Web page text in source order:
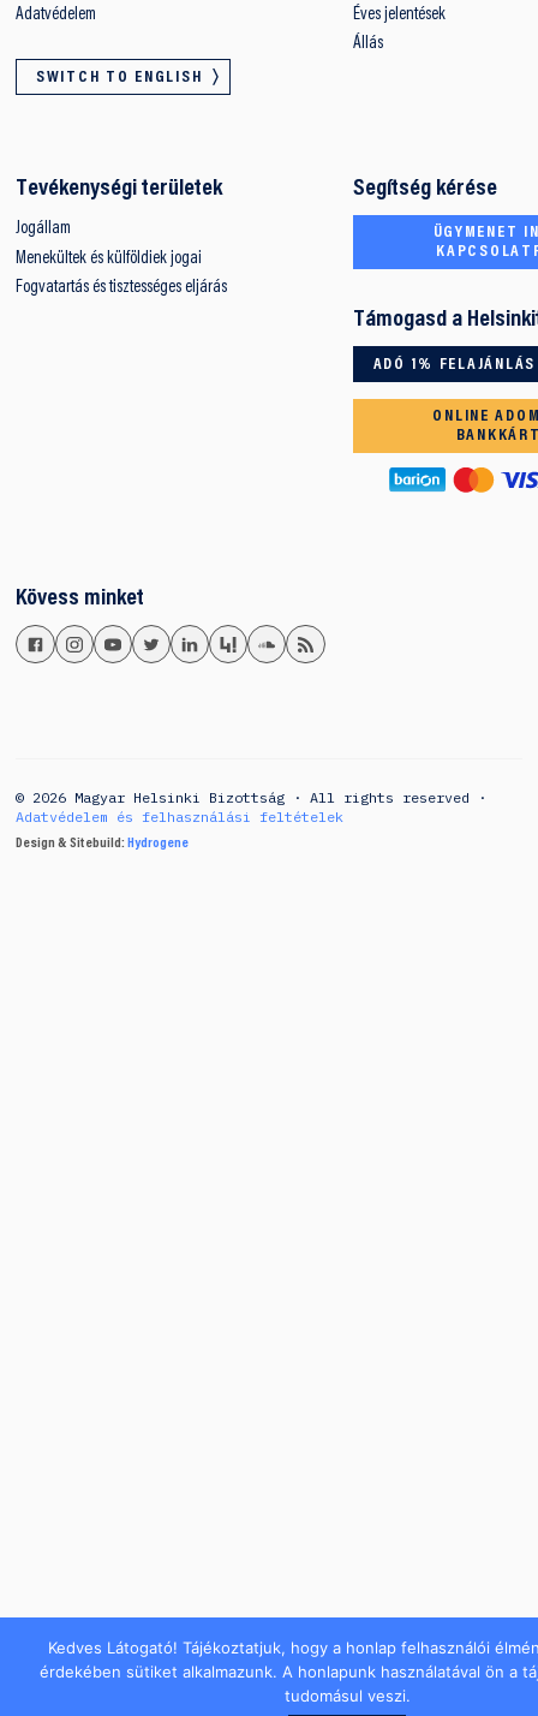
Adatvédelem
SWITCH TO ENGLISH
Éves jelentések
Állás
Tevékenységi területek
Jogállam
Menekültek és külföldiek jogai
Fogvatartás és tisztességes eljárás
Segítség kérése
ÜGYMENET
Támogasd a
ADÓ 1% FELAJÁNLÁS
ONLINE
Kövess minket
© 2026 Magyar Helsinki Bizottság · All rights reserved ·
Adatvédelem és felhasználási feltételek
Design & Sitebuild: Hydrogene
Kedves Látogató! Tájékoztatjuk, hogy a honlap felhasználói
érdekében sütiket alkalmazunk. A honlapunk használatával ön a
tudomásul veszi.